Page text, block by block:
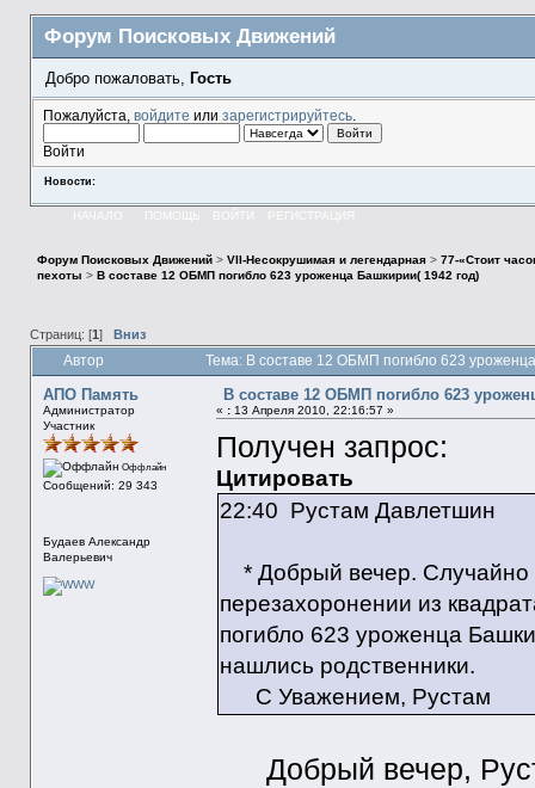
Форум Поисковых Движений
Добро пожаловать, Гость
Пожалуйста, войдите или зарегистрируйтесь.
Войти
Новости:
НАЧАЛО ПОМОЩЬ ВОЙТИ РЕГИСТРАЦИЯ
Форум Поисковых Движений> VII-Несокрушимая и легендарная> 77-«Стоит
пехоты > В составе 12 ОБМП погибло 623 уроженца Башкирии( 1942 год)
Страниц: [1 ] Вниз
Автор Тема: В составе 12 ОБМП погибло 623
АПО Память
Администратор
Участник
Оффлайн
Сообщений: 29 343
Будаев Александр
Валерьевич
В составе 12 ОБМП погибло 623
« :13 Апреля 2010, 22:16:57 »
Получен запрос:
Цитировать
22:40 Рустам Давлетшин
* Добрый вечер. Случайно
перезахоронении из
погибло 623 уроженца
нашлись родственники.
С Уважением, Рустам
Добрый вечер,